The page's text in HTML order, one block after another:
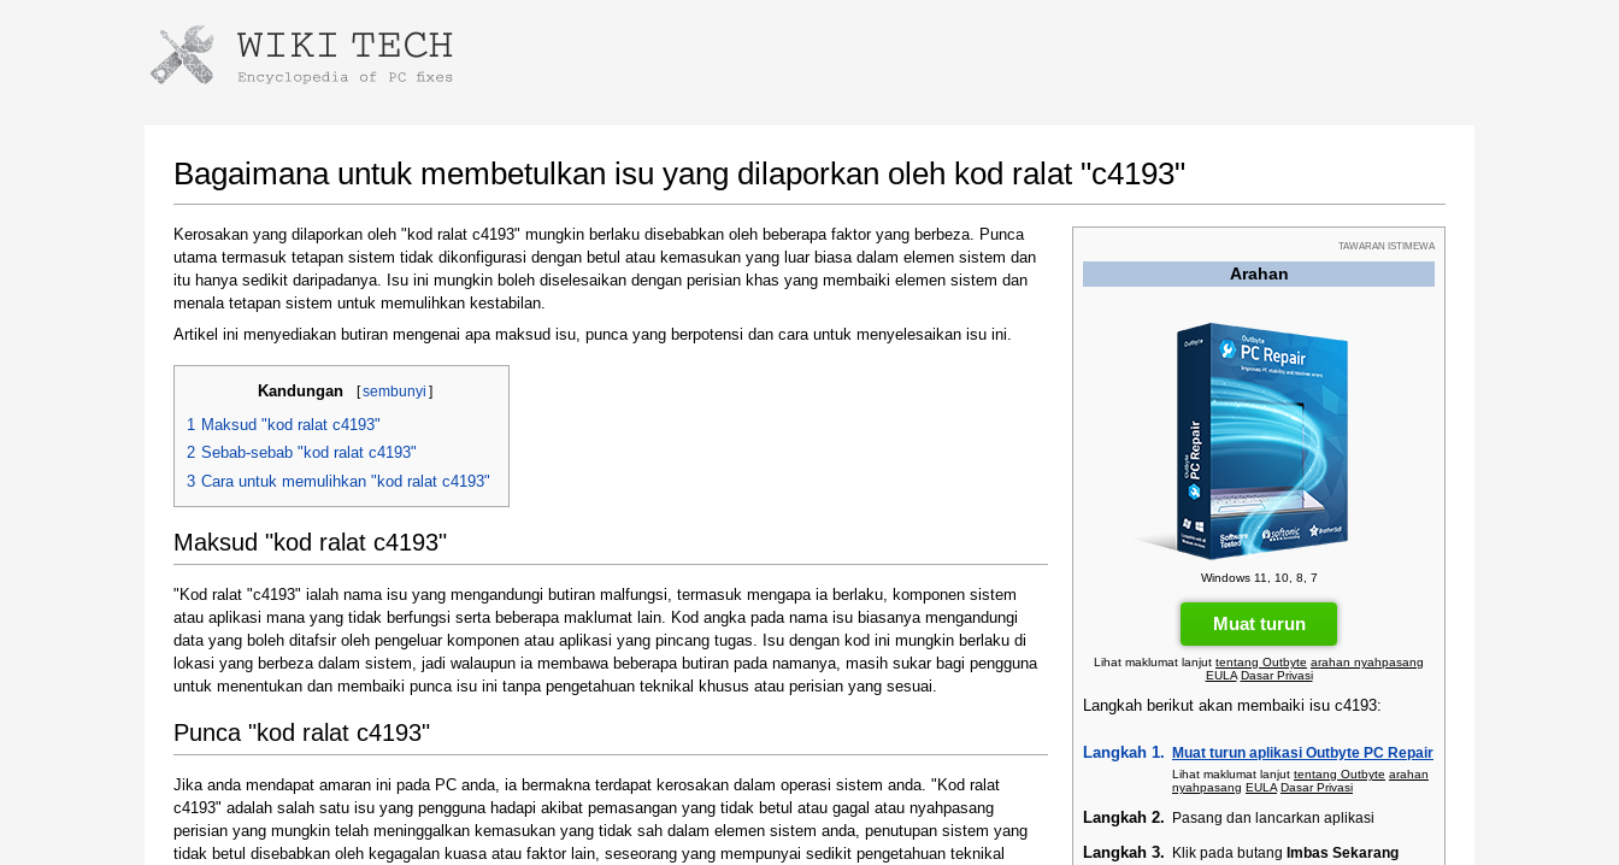
Bagaimana untuk membetulkan isu yang dilaporkan oleh kod ralat "c4193"
TAWARAN ISTIMEWA
Arahan
Windows 11, 10, 8, 7
Muat turun
Lihat maklumat lanjut tentang Outbyte arahan nyahpasang
EULA Dasar Privasi
Langkah berikut akan membaiki isu c4193:
Langkah 1. Muat turun aplikasi Outbyte PC Repair
Lihat maklumat lanjut tentang Outbyte arahan
nyahpasang EULA Dasar Privasi
Langkah 2. Pasang dan lancarkan aplikasi
Langkah 3. Klik pada butang Imbas Sekarang
Kerosakan yang dilaporkan oleh "kod ralat c4193" mungkin berlaku disebabkan oleh beberapa faktor yang berbeza. Punca
utama termasuk tetapan sistem tidak dikonfigurasi dengan betul atau kemasukan yang luar biasa dalam elemen sistem dan
itu hanya sedikit daripadanya. Isu ini mungkin boleh diselesaikan dengan perisian khas yang membaiki elemen sistem dan
menala tetapan sistem untuk memulihkan kestabilan.
Artikel ini menyediakan butiran mengenai apa maksud isu, punca yang berpotensi dan cara untuk menyelesaikan isu ini.
Kandungan [sembunyi ]
1 Maksud "kod ralat c4193"
2 Sebab-sebab "kod ralat c4193"
3 Cara untuk memulihkan "kod ralat c4193"
Maksud "kod ralat c4193"
"Kod ralat "c4193" ialah nama isu yang mengandungi butiran malfungsi, termasuk mengapa ia berlaku, komponen sistem
atau aplikasi mana yang tidak berfungsi serta beberapa maklumat lain. Kod angka pada nama isu biasanya mengandungi
data yang boleh ditafsir oleh pengeluar komponen atau aplikasi yang pincang tugas. Isu dengan kod ini mungkin berlaku di
lokasi yang berbeza dalam sistem, jadi walaupun ia membawa beberapa butiran pada namanya, masih sukar bagi pengguna
untuk menentukan dan membaiki punca isu ini tanpa pengetahuan teknikal khusus atau perisian yang sesuai.
Punca "kod ralat c4193"
Jika anda mendapat amaran ini pada PC anda, ia bermakna terdapat kerosakan dalam operasi sistem anda. "Kod ralat
c4193" adalah salah satu isu yang pengguna hadapi akibat pemasangan yang tidak betul atau gagal atau nyahpasang
perisian yang mungkin telah meninggalkan kemasukan yang tidak sah dalam elemen sistem anda, penutupan sistem yang
tidak betul disebabkan oleh kegagalan kuasa atau faktor lain, seseorang yang mempunyai sedikit pengetahuan teknikal
Instructions for downloading using Google Chrome
Once the download is complete, click on the
downloaded file link